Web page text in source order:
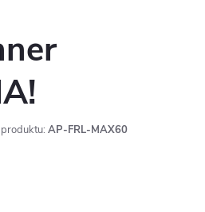
AP-FRL-MAX60